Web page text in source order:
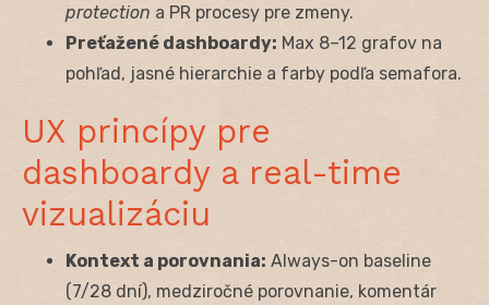
protection a PR procesy pre zmeny.
Preťažené dashboardy: Max 8–12 grafov na
pohľad, jasné hierarchie a farby podľa semafora.
UX princípy pre
dashboardy a real-time
vizualizáciu
Kontext a porovnania: Always-on baseline
(7/28 dní), medziročné porovnanie, komentár